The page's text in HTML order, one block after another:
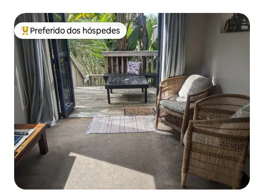
Entre os melhores preferidos dos hóspedes
Preferido dos hóspedes